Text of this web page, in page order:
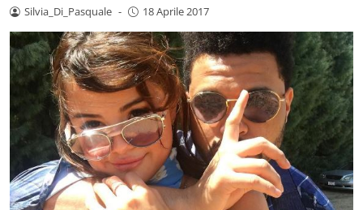
Silvia_Di_Pasquale - 18 Aprile 2017